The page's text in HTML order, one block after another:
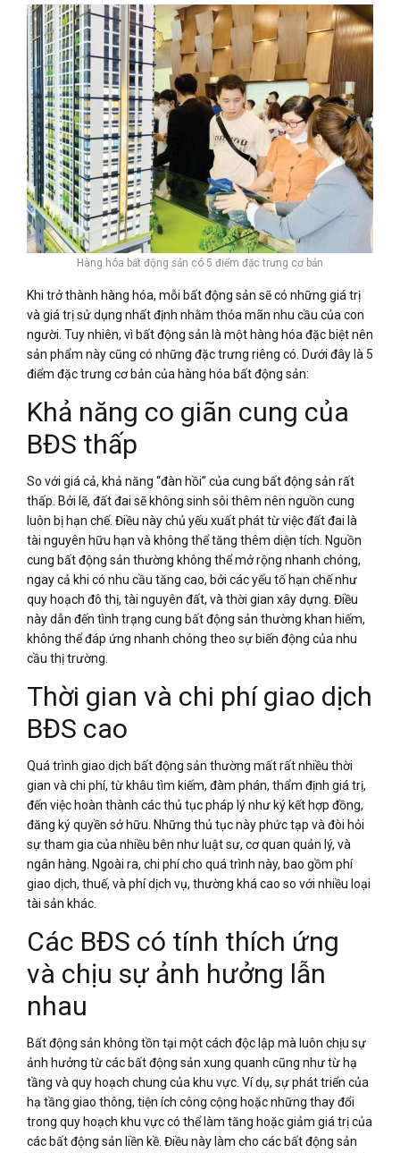
Hàng hóa bất động sản có 5 điểm đặc trưng cơ bản
Khi trở thành hàng hóa, mỗi bất động sản sẽ có những giá trị
và giá trị sử dụng nhất định nhằm thỏa mãn nhu cầu của con
người. Tuy nhiên, vì bất động sản là một hàng hóa đặc biệt nên
sản phẩm này cũng có những đặc trưng riêng có. Dưới đây là 5
điểm đặc trưng cơ bản của hàng hóa bất động sản:
Khả năng co giãn cung của
BĐS thấp
So với giá cả, khả năng “đàn hồi” của cung bất động sản rất
thấp. Bởi lẽ, đất đai sẽ không sinh sôi thêm nên nguồn cung
luôn bị hạn chế. Điều này chủ yếu xuất phát từ việc đất đai là
tài nguyên hữu hạn và không thể tăng thêm diện tích. Nguồn
cung bất động sản thường không thể mở rộng nhanh chóng,
ngay cả khi có nhu cầu tăng cao, bởi các yếu tố hạn chế như
quy hoạch đô thị, tài nguyên đất, và thời gian xây dựng. Điều
này dẫn đến tình trạng cung bất động sản thường khan hiếm,
không thể đáp ứng nhanh chóng theo sự biến động của nhu
cầu thị trường.
Thời gian và chi phí giao dịch
BĐS cao
Quá trình giao dịch bất động sản thường mất rất nhiều thời
gian và chi phí, từ khâu tìm kiếm, đàm phán, thẩm định giá trị,
đến việc hoàn thành các thủ tục pháp lý như ký kết hợp đồng,
đăng ký quyền sở hữu. Những thủ tục này phức tạp và đòi hỏi
sự tham gia của nhiều bên như luật sư, cơ quan quản lý, và
ngân hàng. Ngoài ra, chi phí cho quá trình này, bao gồm phí
giao dịch, thuế, và phí dịch vụ, thường khá cao so với nhiều loại
tài sản khác.
Các BĐS có tính thích ứng
và chịu sự ảnh hưởng lẫn
nhau
Bất động sản không tồn tại một cách độc lập mà luôn chịu sự
ảnh hưởng từ các bất động sản xung quanh cũng như từ hạ
tầng và quy hoạch chung của khu vực. Ví dụ, sự phát triển của
hạ tầng giao thông, tiện ích công cộng hoặc những thay đổi
trong quy hoạch khu vực có thể làm tăng hoặc giảm giá trị của
các bất động sản liền kề. Điều này làm cho các bất động sản